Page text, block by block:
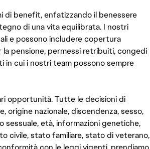
di benefit, enfatizzando il benessere
di una vita equilibrata. I nostri
e possono includere copertura
pensione, permessi retribuiti, congedi
in cui i nostri team possono sempre
opportunità. Tutte le decisioni di
origine nazionale, discendenza, sesso,
età, informazioni genetiche,
civile, stato familiare, stato di veterano,